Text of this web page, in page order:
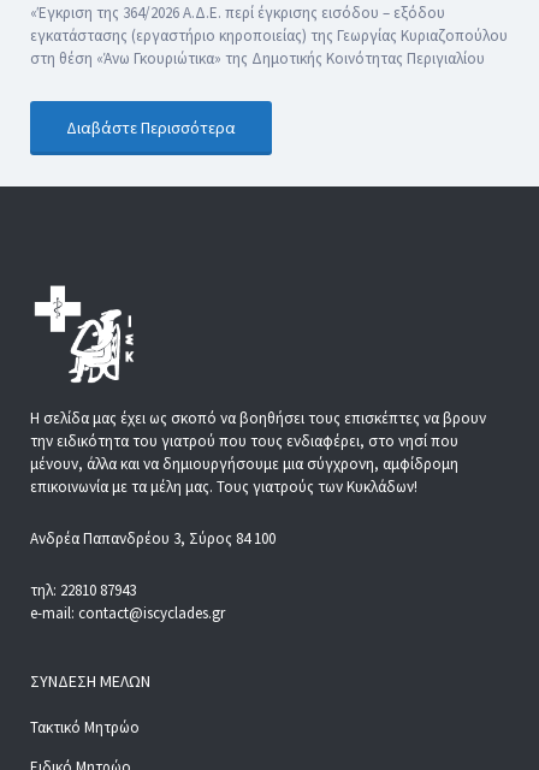
«Έγκριση της 364/2026 Α.Δ.Ε. περί έγκρισης εισόδου – εξόδου
εγκατάστασης (εργαστήριο κηροποιείας) της Γεωργίας Κυριαζοπούλου
στη θέση «Άνω Γκουριώτικα» της Δημοτικής Κοινότητας Περιγιαλίου
Διαβάστε Περισσότερα
Η σελίδα μας έχει ως σκοπό να βοηθήσει τους επισκέπτες να βρουν
την ειδικότητα του γιατρού που τους ενδιαφέρει, στο νησί που
μένουν, άλλα και να δημιουργήσουμε μια σύγχρονη, αμφίδρομη
επικοινωνία με τα μέλη μας. Τους γιατρούς των Κυκλάδων!
Ανδρέα Παπανδρέου 3, Σύρος 84 100
τηλ: 22810 87943
e-mail: contact@iscyclades.gr
ΣΎΝΔΕΣΗ ΜΕΛΏΝ
Τακτικό Μητρώο